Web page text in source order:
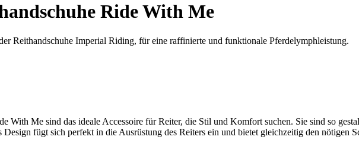
Ride With Me
Reithandschuhe Imperial Riding, für eine raffinierte und funktionale Pferdelymphleistung.
With Me sind das ideale Accessoire für Reiter, die Stil und Komfort suchen. Sie sind so
fügt sich perfekt in die Ausrüstung des Reiters ein und bietet gleichzeitig den nötigen